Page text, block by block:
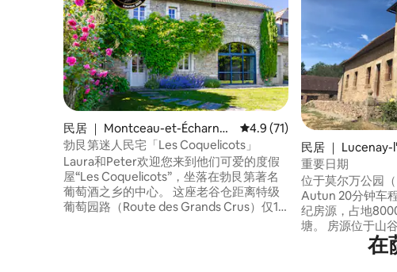
民居 ｜ Montceau-et-Écharnan
t
平均评分 4.9 分（满分 5 分）
4.9 (71)
勃艮第迷人民宅「Les Coquelicots」
Laura和Peter欢迎您来到他们可爱的度假
屋“Les Coquelicots”，坐落在勃艮第著名
葡萄酒之乡的中心。 这座老谷仓距离特级
葡萄园路（Route des Grands Crus）仅10
民居 ｜ Lucenay-
重要日期
位于莫尔万公园
Autun 20分钟车
纪房源，占地
塘。 房源位于山
世隔绝（看不到
在